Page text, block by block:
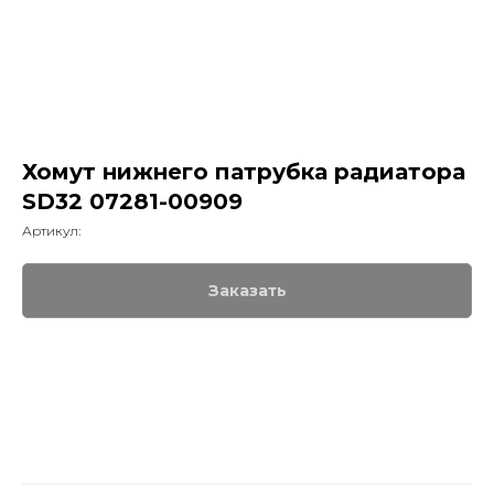
Хомут нижнего патрубка радиатора
SD32 07281-00909
Артикул:
Заказать